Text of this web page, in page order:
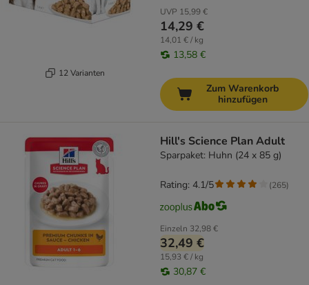
12 Varianten
UVP 15,99 €
14,29 €
14,01 € / kg
13,58 €
Zum Warenkorb
hinzufügen
Hill's Science Plan Adult
Sparpaket: Huhn (24 x 85 g)
Einzeln 32,98 €
32,49 €
15,93 € / kg
30,87 €
Rating: 4.1/5 (265)